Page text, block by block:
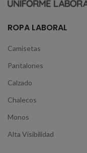
ROPA LABORAL
Camisetas
Pantalones
Calzado
Chalecos
Monos
Alta Visibilidad